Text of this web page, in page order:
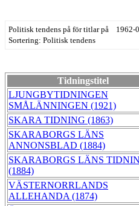
Politisk tendens på för titlar på 1962-
Sortering: Politisk tendens
Tidningstitel
LJUNGBYTIDNINGEN
SMÅLÄNNINGEN (1921)
SKARA TIDNING (1863)
SKARABORGS LÄNS
ANNONSBLAD (1884)
SKARABORGS LÄNS
(1884)
VÄSTERNORRLANDS
ALLEHANDA (1874)